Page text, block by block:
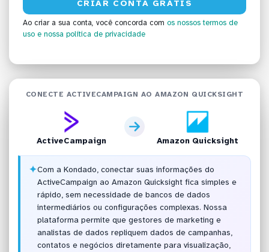
Ao criar a sua conta, você concorda com os nossos termos de
uso e nossa política de privacidade
CONECTE ACTIVECAMPAIGN AO AMAZON QUICKSIGHT
ActiveCampaign Amazon Quicksight
✦Com a Kondado, conectar suas informações do
ActiveCampaign ao Amazon Quicksight fica simples e
rápido, sem necessidade de bancos de dados
intermediários ou configurações complexas. Nossa
plataforma permite que gestores de marketing e
analistas de dados repliquem dados de campanhas,
contatos e negócios diretamente para visualização,